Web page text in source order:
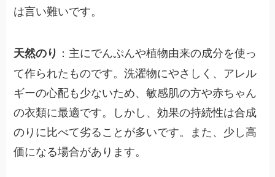
は言い難いです。
天然のり ：主にでんぷんや植物由来の成分を使っ
て作られたものです。洗濯物にやさしく、アレル
ギーの心配も少ないため、敏感肌の方や赤ちゃん
の衣類に最適です。しかし、効果の持続性は合成
のりに比べて劣ることが多いです。また、少し高
価になる場合があります。